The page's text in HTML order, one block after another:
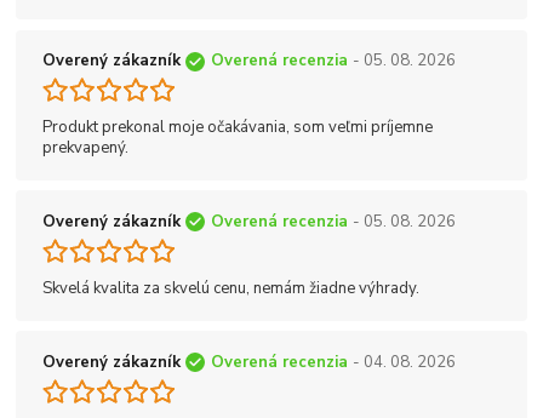
Overený zákazník Overená recenzia - 05. 08. 2026
Produkt prekonal moje očakávania, som veľmi príjemne
prekvapený.
Overený zákazník Overená recenzia - 05. 08. 2026
Skvelá kvalita za skvelú cenu, nemám žiadne výhrady.
Overený zákazník Overená recenzia - 04. 08. 2026